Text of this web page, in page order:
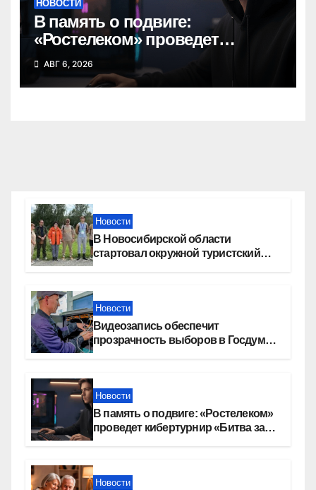
НОВОСТИ
В память о подвиге:
«Ростелеком» проведет
кибертурнир «Битва за
Москву»
АВГ 6, 2026
Новости
В Новосибирской области
стартовал окружной туристский
Новости
Видеозапись обеспечит
прозрачность выборов в Госдуму
Новости
В память о подвиге: «Ростелеком»
проведет кибертурнир «Битва за
Новости